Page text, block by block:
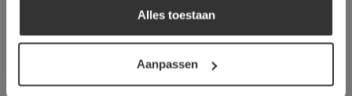
Alles toestaan
Aanpassen
DETAILS WEERGEVEN